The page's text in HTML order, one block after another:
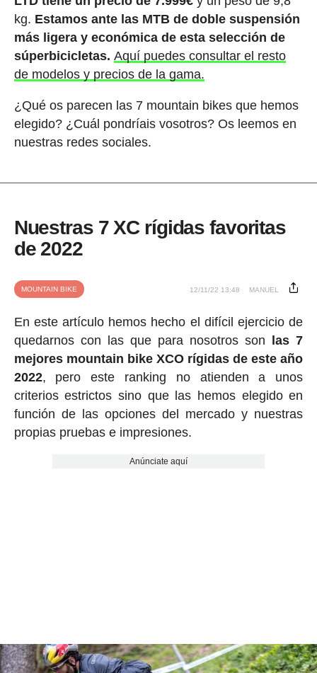
kg. Estamos ante las MTB de doble suspensión
más ligera y económica de esta selección de
súperbicicletas. Aquí puedes consultar el resto
de modelos y precios de la gama.
¿Qué os parecen las 7 mountain bikes que hemos
elegido? ¿Cuál pondríais vosotros? Os leemos en
nuestras redes sociales.
Nuestras 7 XC rígidas favoritas
de 2022
MOUNTAIN BIKE 12/11/22 13:48 MANUEL
En este artículo hemos hecho el difícil ejercicio de
quedarnos con las que para nosotros son
las 7
mejores mountain bike XCO rígidas de este año
2022, pero este ranking no atienden a unos
criterios estrictos sino que las hemos elegido en
función de las opciones del mercado y nuestras
propias pruebas e impresiones.
Anúnciate aquí